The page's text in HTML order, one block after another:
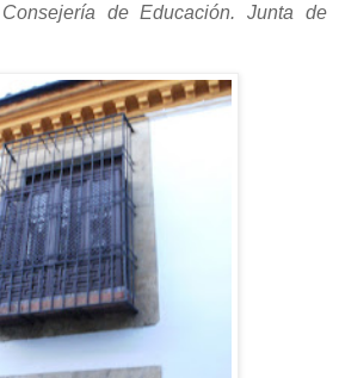
de Educación. Junta de